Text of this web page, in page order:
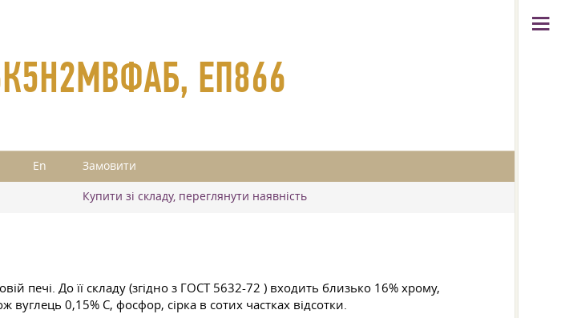
ЕП866
En Замовити
Купити зі складу, переглянути наявність
печі. До її складу (згідно з ГОСТ 5632-72 ) входить близько 16% хрому,
вуглець 0,15% С, фосфор, сірка в сотих частках відсотки.